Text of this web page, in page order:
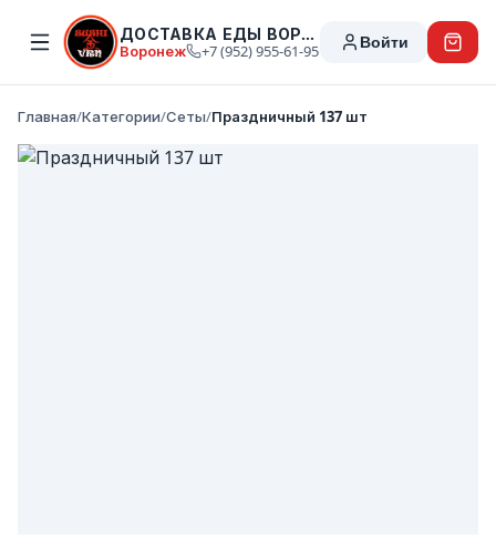
ДОСТАВКА ЕДЫ ВОРОНЕЖ
Воронеж +7 (952) 955-61-95 Войти
Главная/Категории/Сеты/Праздничный 137 шт